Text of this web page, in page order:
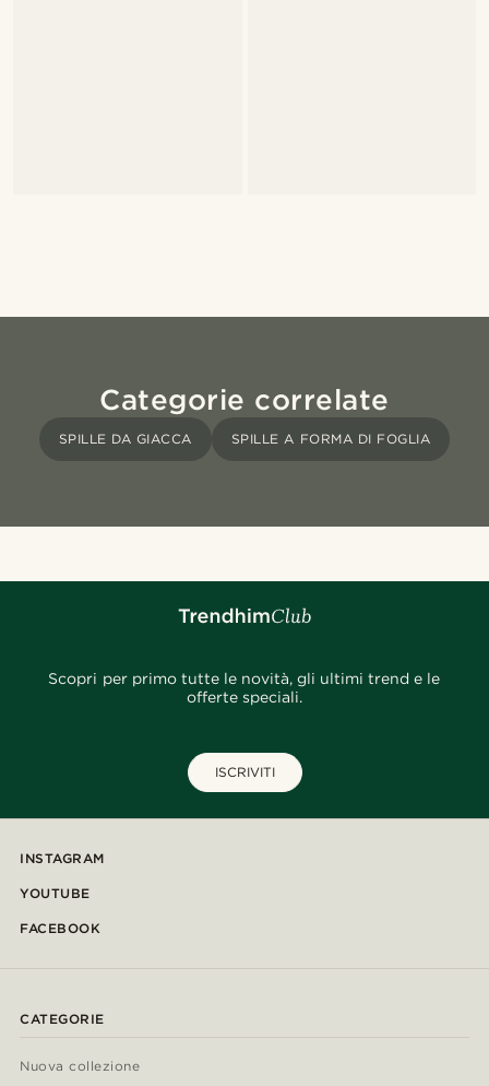
Categorie correlate
SPILLE DA GIACCA SPILLE A FORMA DI FOGLIA
Scopri per primo tutte le novità, gli ultimi trend e le
offerte speciali.
ISCRIVITI
INSTAGRAM
YOUTUBE
FACEBOOK
CATEGORIE
Nuova collezione